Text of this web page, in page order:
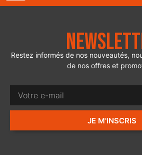
Restez informés de nos nouveautés,
de nos offres et
JE M'INSCRIS